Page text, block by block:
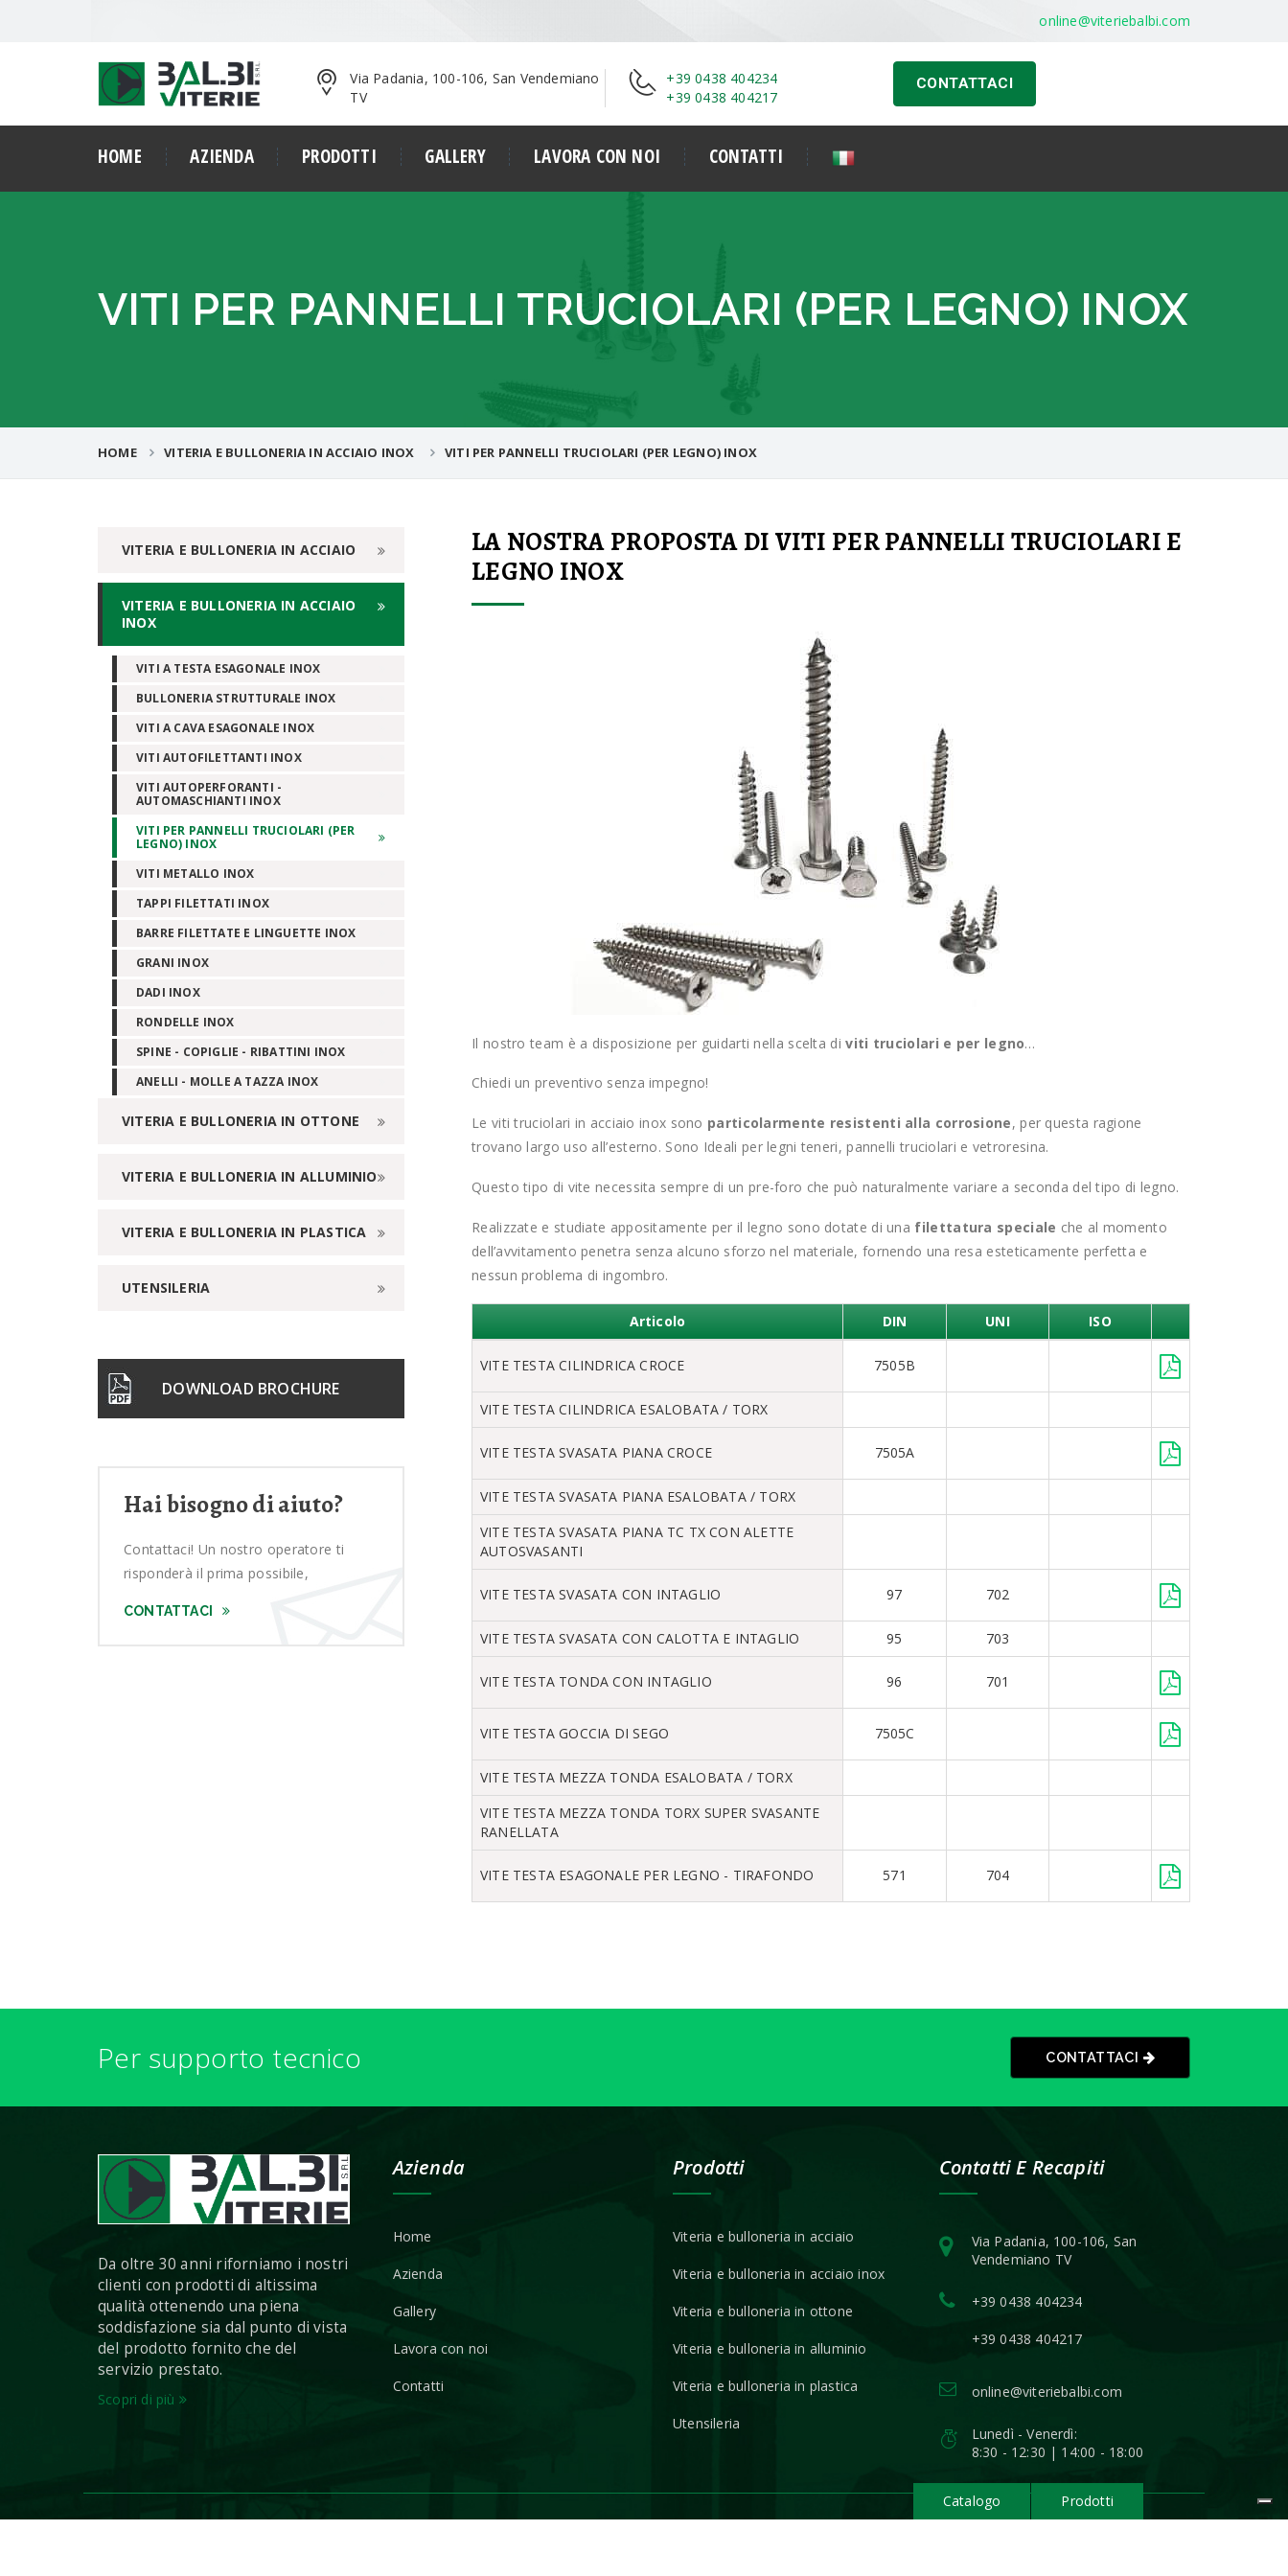
online@viteriebalbi.com
+39 0438 404234
+39 0438 404217
Via Padania, 100-106, San Vendemiano
TV
CONTATTACI
HOME AZIENDA PRODOTTI GALLERY LAVORA CON NOI CONTATTI
VITI PER PANNELLI TRUCIOLARI (PER LEGNO) INOX
HOME VITERIA E BULLONERIA IN ACCIAIO INOX VITI PER PANNELLI TRUCIOLARI (PER LEGNO) INOX
VITERIA E BULLONERIA IN ACCIAIO
VITERIA E BULLONERIA IN ACCIAIO
INOX
VITI A TESTA ESAGONALE INOX
BULLONERIA STRUTTURALE INOX
VITI A CAVA ESAGONALE INOX
VITI AUTOFILETTANTI INOX
VITI AUTOPERFORANTI -
AUTOMASCHIANTI INOX
VITI PER PANNELLI TRUCIOLARI (PER
LEGNO) INOX
VITI METALLO INOX
TAPPI FILETTATI INOX
BARRE FILETTATE E LINGUETTE INOX
GRANI INOX
DADI INOX
RONDELLE INOX
SPINE - COPIGLIE - RIBATTINI INOX
ANELLI - MOLLE A TAZZA INOX
VITERIA E BULLONERIA IN OTTONE
VITERIA E BULLONERIA IN ALLUMINIO
VITERIA E BULLONERIA IN PLASTICA
UTENSILERIA
DOWNLOAD BROCHURE
Hai bisogno di aiuto?
Contattaci! Un nostro operatore ti
risponderà il prima possibile,
CONTATTACI
LA NOSTRA PROPOSTA DI VITI PER PANNELLI TRUCIOLARI E
LEGNO INOX
Il nostro team è a disposizione per guidarti nella scelta diviti truciolari e per legno…
Chiedi un preventivo senza impegno!
Le viti truciolari in acciaio inox sono particolarmente resistenti alla corrosione, per questa ragione
trovano largo uso all’esterno. Sono Ideali per legni teneri, pannelli truciolari e vetroresina.
Questo tipo di vite necessita sempre di un pre-foro che può naturalmente variare a seconda del tipo di legno.
Realizzate e studiate appositamente per il legno sono dotate di una filettatura speciale che al momento
dell’avvitamento penetra senza alcuno sforzo nel materiale, fornendo una resa esteticamente perfetta e
nessun problema di ingombro.
Articolo DIN UNI ISO
VITE TESTA CILINDRICA CROCE 7505B
VITE TESTA CILINDRICA ESALOBATA / TORX
VITE TESTA SVASATA PIANA CROCE 7505A
VITE TESTA SVASATA PIANA ESALOBATA / TORX
VITE TESTA SVASATA PIANA TC TX CON ALETTE
AUTOSVASANTI
VITE TESTA SVASATA CON INTAGLIO 97 702
VITE TESTA SVASATA CON CALOTTA E INTAGLIO 95 703
VITE TESTA TONDA CON INTAGLIO 96 701
VITE TESTA GOCCIA DI SEGO 7505C
VITE TESTA MEZZA TONDA ESALOBATA / TORX
VITE TESTA MEZZA TONDA TORX SUPER SVASANTE
RANELLATA
VITE TESTA ESAGONALE PER LEGNO - TIRAFONDO 571 704
Catalogo Prodotti
Per supporto tecnico CONTATTACI
Da oltre 30 anni riforniamo i nostri
clienti con prodotti di altissima
qualità ottenendo una piena
soddisfazione sia dal punto di vista
del prodotto fornito che del
servizio prestato.
Scopri di più
Azienda
Home
Azienda
Gallery
Lavora con noi
Contatti
Prodotti
Viteria e bulloneria in acciaio
Viteria e bulloneria in acciaio inox
Viteria e bulloneria in ottone
Viteria e bulloneria in alluminio
Viteria e bulloneria in plastica
Utensileria
Contatti E Recapiti
Via Padania, 100-106, San
Vendemiano TV
+39 0438 404234
+39 0438 404217
online@viteriebalbi.com
Lunedì - Venerdì:
8:30 - 12:30 | 14:00 - 18:00